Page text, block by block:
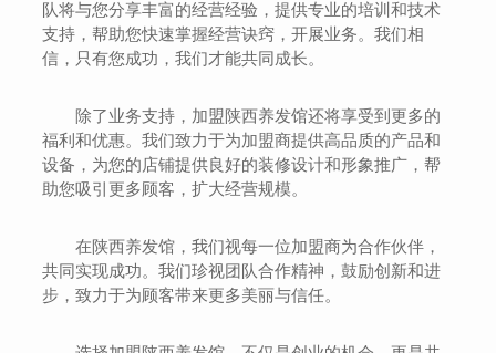
队将与您分享丰富的经营经验，提供专业的培训和技术
支持，帮助您快速掌握经营诀窍，开展业务。我们相
信，只有您成功，我们才能共同成长。
除了业务支持，加盟陕西养发馆还将享受到更多的
福利和优惠。我们致力于为加盟商提供高品质的产品和
设备，为您的店铺提供良好的装修设计和形象推广，帮
助您吸引更多顾客，扩大经营规模。
在陕西养发馆，我们视每一位加盟商为合作伙伴，
共同实现成功。我们珍视团队合作精神，鼓励创新和进
步，致力于为顾客带来更多美丽与信任。